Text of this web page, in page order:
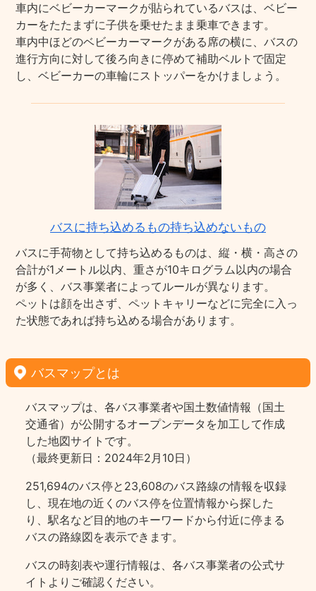
車内にベビーカーマークが貼られているバスは、ベビー
カーをたたまずに子供を乗せたまま乗車できます。
車内中ほどのベビーカーマークがある席の横に、バスの
進行方向に対して後ろ向きに停めて補助ベルトで固定
し、ベビーカーの車輪にストッパーをかけましょう。
バスに持ち込めるもの持ち込めないもの
バスに手荷物として持ち込めるものは、縦・横・高さの
合計が1メートル以内、重さが10キログラム以内の場合
が多く、バス事業者によってルールが異なります。
ペットは顔を出さず、ペットキャリーなどに完全に入っ
た状態であれば持ち込める場合があります。
バスマップとは
バスマップは、各バス事業者や国土数値情報（国土
交通省）が公開するオープンデータを加工して作成
した地図サイトです。
（最終更新日：2024年2月10日）
251,694のバス停と23,608のバス路線の情報を収録
し、現在地の近くのバス停を位置情報から探した
り、駅名など目的地のキーワードから付近に停まる
バスの路線図を表示できます。
バスの時刻表や運行情報は、各バス事業者の公式サ
イトよりご確認ください。